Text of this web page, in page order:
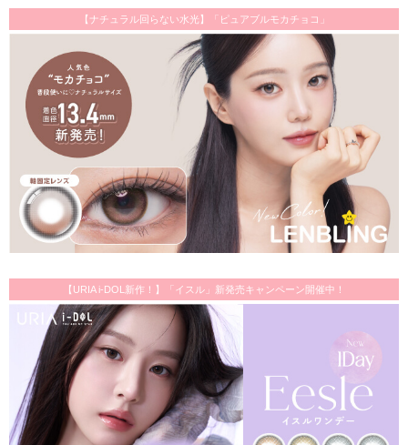
【ナチュラル回らない水光】「ピュアブルモカチョコ」
【URIA i-DOL新作！】「イスル」新発売キャンペーン開催中！